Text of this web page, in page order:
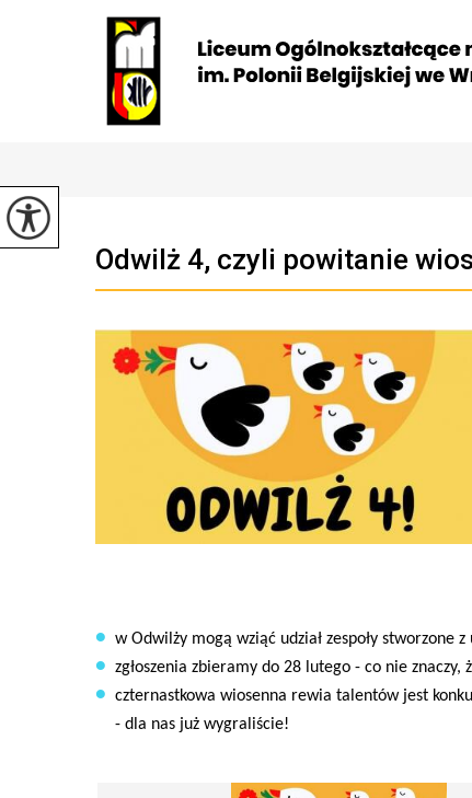
Odwilż 4, czyli powitanie
w Odwilży mogą wziąć udział zespoły stworzone
zgłoszenia zbieramy do 28 lutego - co nie
czternastkowa wiosenna rewia talentów jest
- dla nas już wygraliście!